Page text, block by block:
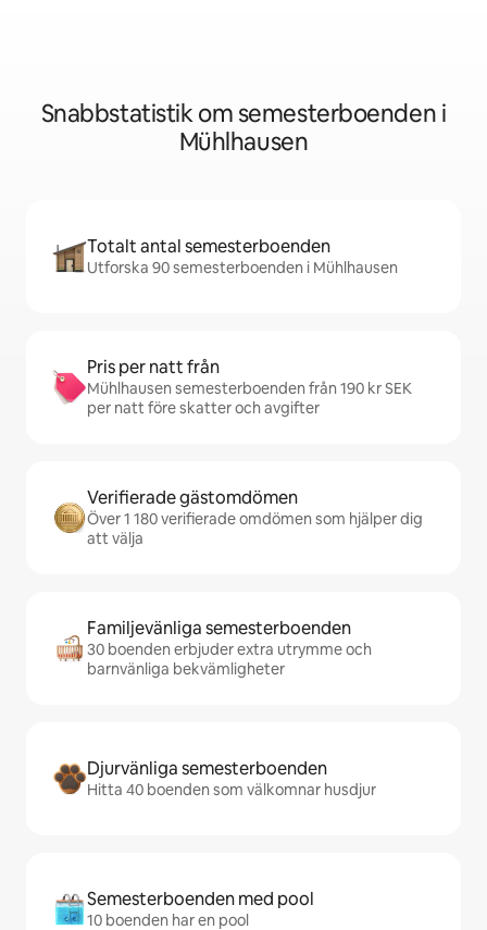
Snabbstatistik om semesterboenden i
Mühlhausen
Totalt antal semesterboenden
Utforska 90 semesterboenden i Mühlhausen
Pris per natt från
Mühlhausen semesterboenden från 190 kr SEK
per natt före skatter och avgifter
Verifierade gästomdömen
Över 1 180 verifierade omdömen som hjälper dig
att välja
Familjevänliga semesterboenden
30 boenden erbjuder extra utrymme och
barnvänliga bekvämligheter
Djurvänliga semesterboenden
Hitta 40 boenden som välkomnar husdjur
Semesterboenden med pool
10 boenden har en pool